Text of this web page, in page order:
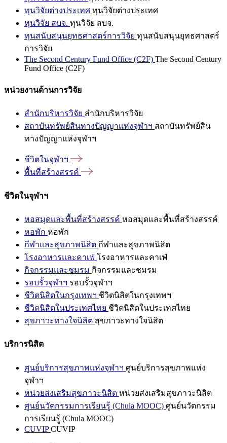
ทุนวิจัยต่างประเทศ ทุนวิจัยต่างประเทศ
ทุนวิจัย สบจ. ทุนวิจัย สบจ.
ทุนสนับสนุนยุทธศาสตร์การวิจัย ทุนสนับสนุนยุทธศาสตร์
การวิจัย
The Second Century Fund Office (C2F) The Second Century
Fund Office (C2F)
หน่วยงานด้านการวิจัย
สำนักบริหารวิจัย สำนักบริหารวิจัย
สถาบันทรัพย์สินทางปัญญาแห่งจุฬาฯ สถาบันทรัพย์สิน
ทางปัญญาแห่งจุฬาฯ
ชีวิตในจุฬาฯ
พื้นที่สร้างสรรค์
ชีวิตในจุฬาฯ
หอสมุดและพื้นที่สร้างสรรค์ หอสมุดและพื้นที่สร้างสรรค์
หอพัก หอพัก
กีฬาและสุขภาพนิสิต กีฬาและสุขภาพนิสิต
โรงอาหารและคาเฟ่ โรงอาหารและคาเฟ่
กิจกรรมและชมรม กิจกรรมและชมรม
รอบรั้วจุฬาฯ รอบรั้วจุฬาฯ
ชีวิตนิสิตในกรุงเทพฯ ชีวิตนิสิตในกรุงเทพฯ
ชีวิตนิสิตในประเทศไทย ชีวิตนิสิตในประเทศไทย
สุขภาวะทางใจนิสิต สุขภาวะทางใจนิสิต
บริการนิสิต
ศูนย์บริการสุขภาพแห่งจุฬาฯ ศูนย์บริการสุขภาพแห่ง
จุฬาฯ
หน่วยส่งเสริมสุขภาวะนิสิต หน่วยส่งเสริมสุขภาวะนิสิต
ศูนย์นวัตกรรมการเรียนรู้ (Chula MOOC) ศูนย์นวัตกรรม
การเรียนรู้ (Chula MOOC)
CUVIPCUVIP